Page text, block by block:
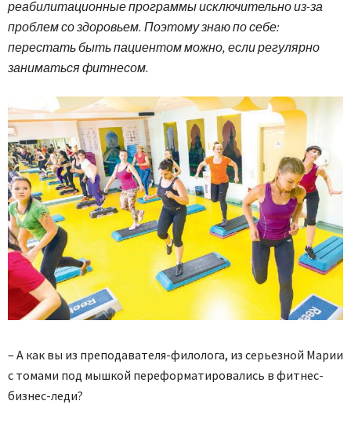
реабилитационные программы исключительно из-за
проблем со здоровьем. Поэтому знаю по себе:
перестать быть пациентом можно, если регулярно
заниматься фитнесом.
– А как вы из преподавателя-филолога, из серьезной Марии
с томами под мышкой переформатировались в фитнес-
бизнес-леди?